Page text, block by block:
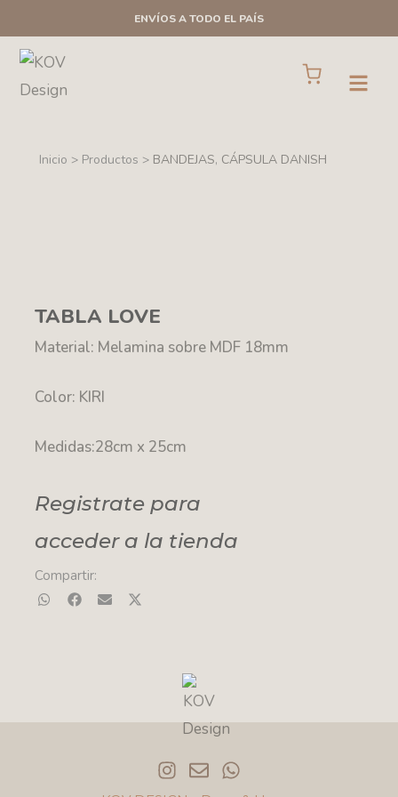
al
contenido
ENVÍOS A TODO EL PAÍS
Open
Cart
Inicio > Productos > BANDEJAS, CÁPSULA DANISH
TABLA LOVE
Material: Melamina sobre MDF 18mm
Color: KIRI
Medidas:28cm x 25cm
Registrate para
acceder a la tienda
Compartir:
n
s
n
v
h